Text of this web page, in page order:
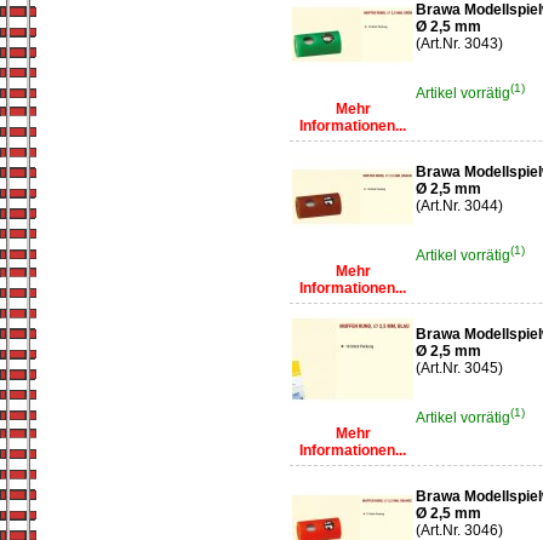
Mehr
Informationen...
Brawa
Ø 2,5 mm
(Art.Nr. 3043)
Artikel vorrätig(1)
Mehr
Informationen...
Brawa
Ø 2,5 mm
(Art.Nr. 3044)
Artikel vorrätig(1)
Mehr
Informationen...
Brawa
Ø 2,5 mm
(Art.Nr. 3045)
Artikel vorrätig(1)
Brawa
Ø 2,5 mm
(Art.Nr. 3046)